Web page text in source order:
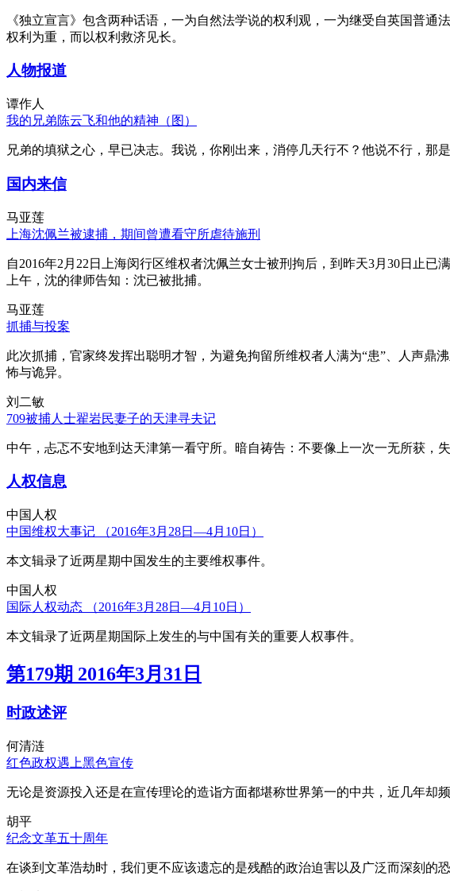
《独立宣言》包含两种话语，一为自然法学说的权利观，一为继受自英国普
权利为重，而以权利救济见长。
人物报道
谭作人
我的兄弟陈云飞和他的精神（图）
兄弟的填狱之心，早已决志。我说，你刚出来，消停几天行不？他说不行，
国内来信
马亚莲
上海沈佩兰被逮捕，期间曾遭看守所虐待施刑
自2016年2月22日上海闵行区维权者沈佩兰女士被刑拘后，到昨天3月30日止
上午，沈的律师告知：沈已被批捕。
马亚莲
抓捕与投案
此次抓捕，官家终发挥出聪明才智，为避免拘留所维权者人满为“患”、人声
怖与诡异。
刘二敏
709被捕人士翟岩民妻子的天津寻夫记
中午，忐忑不安地到达天津第一看守所。暗自祷告：不要像上一次一无所获，失
人权信息
中国人权
中国维权大事记 （2016年3月28日—4月10日）
本文辑录了近两星期中国发生的主要维权事件。
中国人权
国际人权动态 （2016年3月28日—4月10日）
本文辑录了近两星期国际上发生的与中国有关的重要人权事件。
第179期 2016年3月31日
时政述评
何清涟
红色政权遇上黑色宣传
无论是资源投入还是在宣传理论的造诣方面都堪称世界第一的中共，近几年却
胡平
纪念文革五十周年
在谈到文革浩劫时，我们更不应该遗忘的是残酷的政治迫害以及广泛而深刻的